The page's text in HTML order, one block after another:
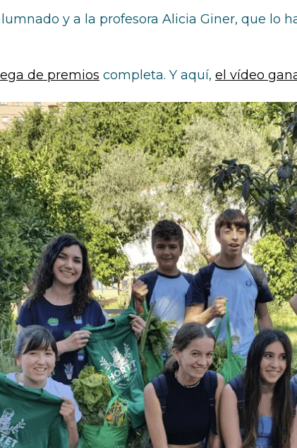
y a la profesora Alicia Giner, que lo
de premios completa. Y aquí, el vídeo